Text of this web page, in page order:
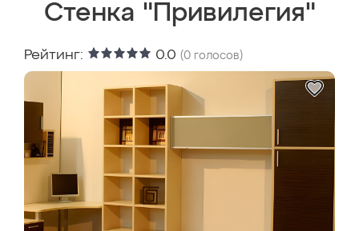
Стенка "Привилегия"
Рейтинг: 0.0 (0 голосов)